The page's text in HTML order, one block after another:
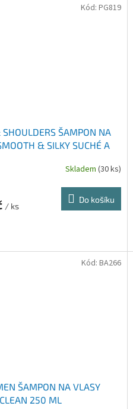
ŠAMPON NA
& SILKY SUCHÉ A
Skladem (30 ks)
/ ks
Do košíku
Kód: PG819
ŠAMPON NA VLASY
250 ML
Kód: BA266